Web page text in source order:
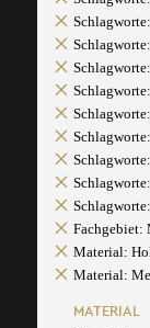
Schlagworte:
Schlagworte:
Schlagworte:
Schlagworte:
Schlagworte:
Schlagworte:
Schlagworte:
Schlagworte:
Schlagworte:
Fachgebiet:
Material:
Material:
MATERIAL